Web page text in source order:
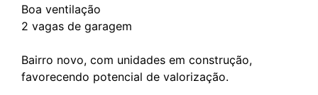
Boa ventilação
2 vagas de garagem
Bairro novo, com unidades em construção,
favorecendo potencial de valorização.